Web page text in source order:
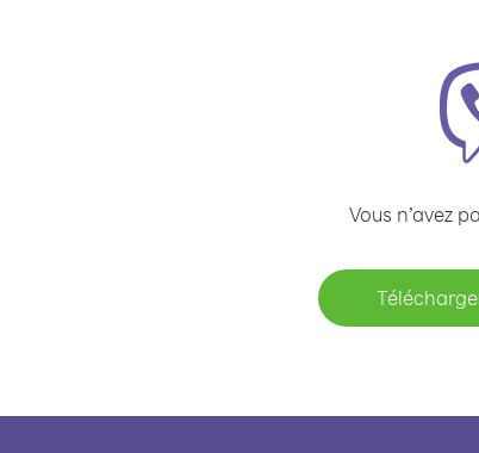
Vous n’avez